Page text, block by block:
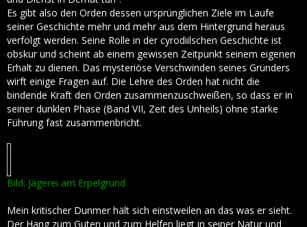
Es gibt also den Orden dessen ursprünglichen Ziele im Laufe
seiner Geschichte mehr und mehr aus dem Hintergrund heraus
verfolgt werden. Seine Rolle in der cyrodiilschen Geschichte ist
obskur und scheint ab einem gewissen Zeitpunkt seinem eigenen
Erhalt zu dienen. Das mysteriöse Verschwinden seines Gründers
wirft einige Fragen auf. Die Lehre des Orden hat nicht die
bindende Kraft den Orden zusammenzuschweißen, so dass er in
seiner dunklen Phase (Band VII, Zeit des Unheils) ohne starke
Führung fast zusammenbricht.
Bild: Jägerei am Erpelgrund
Mein kritischer Dunmer hält sich einstweilen an das was er sieht.
Der Hang zum Guten und zum Helfen liegt in seiner Natur und